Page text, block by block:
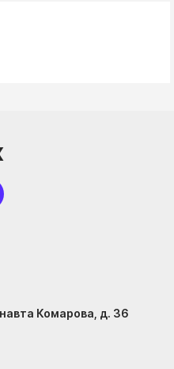
Комарова, д. 36